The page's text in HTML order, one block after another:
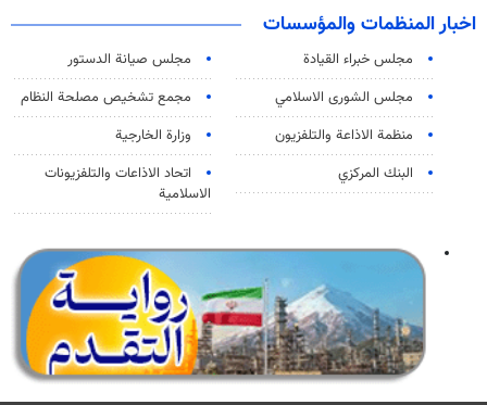
اخبار المنظمات والمؤسسات
مجلس خبراء القيادة
مجلس صيانة الدستور
مجلس الشورى الاسلامي
مجمع تشخيص مصلحة النظام
منظمة الاذاعة والتلفزیون
وزارة الخارجية
البنك المركزي
اتحاد الاذاعات والتلفزيونات
الاسلامية